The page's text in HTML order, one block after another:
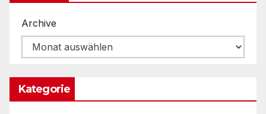
Archive
Kategorie